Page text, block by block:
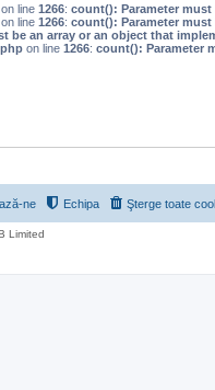
on line 1266: count(): Parameter
on line 1266: count(): Parameter
be an array or an object that
on line 1266: count(): Parameter
Şterge toate
Echipa
ne
Limited